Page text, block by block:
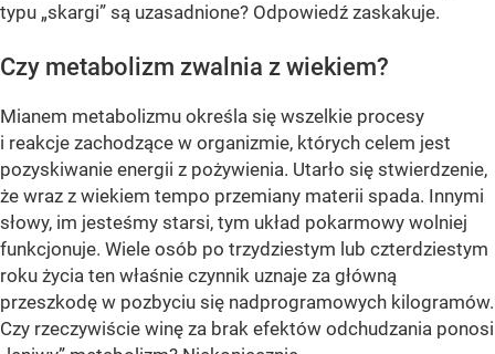
typu „skargi” są uzasadnione? Odpowiedź zaskakuje.
Czy metabolizm zwalnia z wiekiem?
Mianem metabolizmu określa się wszelkie procesy
i reakcje zachodzące w organizmie, których celem jest
pozyskiwanie energii z pożywienia. Utarło się stwierdzenie,
że wraz z wiekiem tempo przemiany materii spada. Innymi
słowy, im jesteśmy starsi, tym układ pokarmowy wolniej
funkcjonuje. Wiele osób po trzydziestym lub czterdziestym
roku życia ten właśnie czynnik uznaje za główną
przeszkodę w pozbyciu się nadprogramowych kilogramów.
Czy rzeczywiście winę za brak efektów odchudzania ponosi